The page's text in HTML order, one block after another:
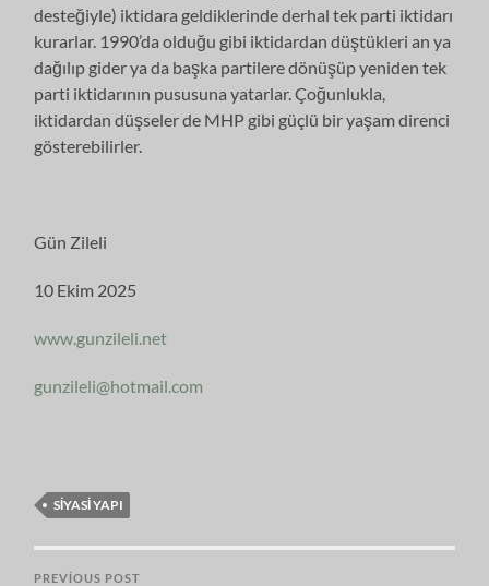
desteğiyle) iktidara geldiklerinde derhal tek parti iktidarı
kurarlar. 1990’da olduğu gibi iktidardan düştükleri an ya
dağılıp gider ya da başka partilere dönüşüp yeniden tek
parti iktidarının pususuna yatarlar. Çoğunlukla,
iktidardan düşseler de MHP gibi güçlü bir yaşam direnci
gösterebilirler.
Gün Zileli
10 Ekim 2025
www.gunzileli.net
gunzileli@hotmail.com
SIYASI YAPI
PREVIOUS POST